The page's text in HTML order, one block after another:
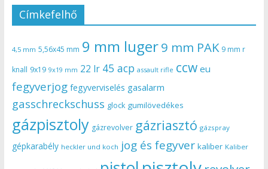
Címkefelhő
4,5 mm 5,56x45 mm 9 mm luger9 mm PAK 9 mm r
knall 9x19 9x19 mm 22 lr 45 acp assault rifle ccw eu
fegyverjog fegyverviselés gasalarm
gasschreckschuss glock gumilövedékes
gázpisztoly gázrevolver gázriasztó gázspray
gépkarabély heckler und koch jog és fegyver kaliber Kaliber